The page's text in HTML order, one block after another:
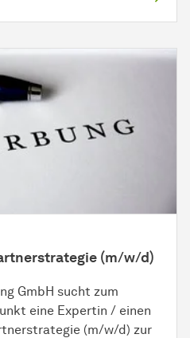
(m/w/d)
GmbH sucht zum
eine Expertin / einen
(m/w/d) zur